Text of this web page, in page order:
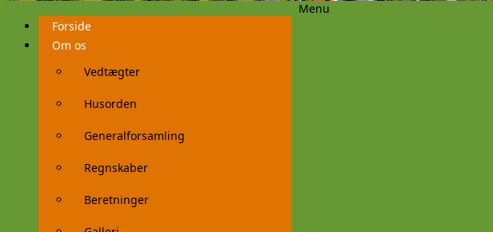
Menu
Videre
til
indhold
Forside
Om os
Vedtægter
Husorden
Generalforsamling
Regnskaber
Beretninger